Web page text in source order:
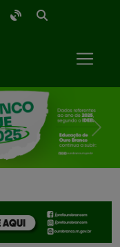
Next